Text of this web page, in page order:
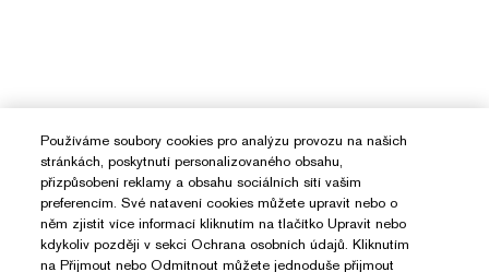
Používáme soubory cookies pro analýzu provozu na našich
stránkách, poskytnutí personalizovaného obsahu,
přizpůsobení reklamy a obsahu sociálních sítí vašim
preferencím. Své natavení cookies můžete upravit nebo o
něm zjistit více informací kliknutím na tlačítko Upravit nebo
kdykoliv později v sekci Ochrana osobních údajů. Kliknutím
na Přijmout nebo Odmítnout můžete jednoduše přijmout